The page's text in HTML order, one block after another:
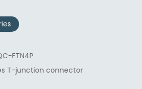
FTN4P
T-junction connector